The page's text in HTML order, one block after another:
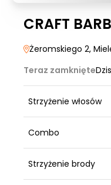
CRAFT
Żeromskiego 2,
Teraz zamknięte
Strzyżenie włosów
Combo
Strzyżenie brody